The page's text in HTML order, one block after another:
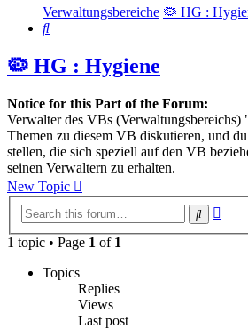
Verwaltungsbereiche 🦠 HG :
Search
🦠 HG : Hygiene
Notice for this Part of the Forum:
Verwalter des VBs
Themen zu diesem VB diskutieren, und
stellen, die sich speziell auf den VB
seinen Verwaltern zu erhalten.
New Topic
Search
1 topic • Page 1 of 1
Topics
Replies
Views
Last post